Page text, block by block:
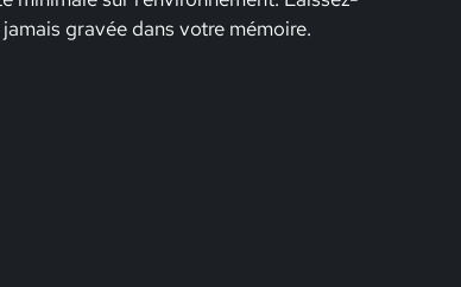
gravée dans votre mémoire.